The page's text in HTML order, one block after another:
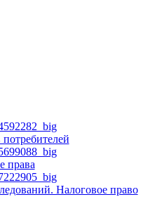
права
Налоговое право